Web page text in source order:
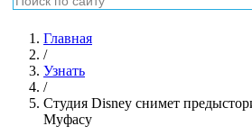
Главная
/
Узнать
/
Студия Disney снимет
Муфасу